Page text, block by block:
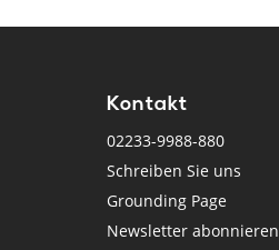
Kontakt
02233-9988-880
Schreiben Sie uns
Grounding Page
Newsletter abonnieren